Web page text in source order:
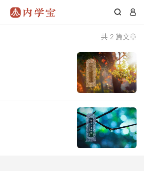
 
共 2 篇文章